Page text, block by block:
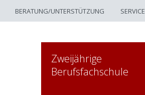
BERATUNG/UNTERSTÜTZUNG SERVICE
Zweijährige
Berufsfachschule